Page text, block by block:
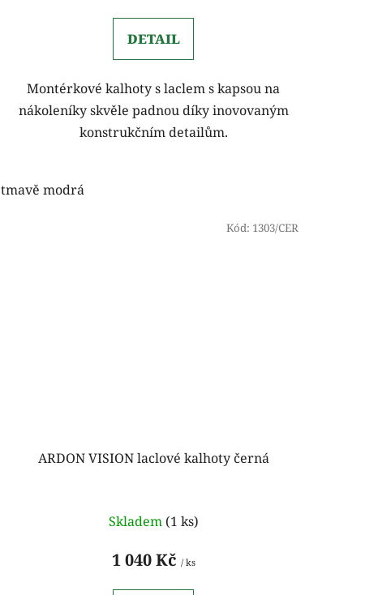
DETAIL
Montérkové kalhoty s laclem s kapsou na
nákoleníky skvěle padnou díky inovovaným
konstrukčním detailům.
tmavě modrá
ARDON VISION laclové kalhoty černá
Skladem (1 ks)
1 040 Kč / ks
Kód: 1303/CER